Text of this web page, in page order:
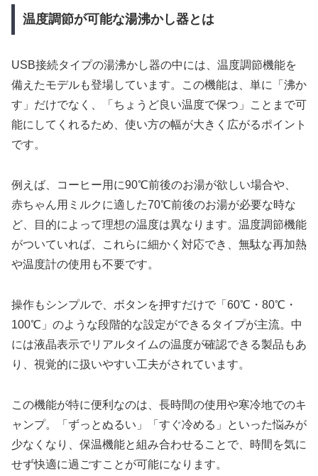
温度調節が可能な湯沸かし器とは
USB接続タイプの湯沸かし器の中には、温度調節機能を
備えたモデルも登場しています。この機能は、単に「沸か
す」だけでなく、「ちょうど良い温度で保つ」ことまで可
能にしてくれるため、使い方の幅が大きく広がるポイント
です。
例えば、コーヒー用に90℃前後のお湯が欲しい場合や、
赤ちゃん用ミルクに適した70℃前後のお湯が必要な時な
ど、目的によって理想の温度は異なります。温度調節機能
がついていれば、これらに細かく対応でき、無駄な再加熱
や温度計の使用も不要です。
操作もシンプルで、ボタンを押すだけで「60℃・80℃・
100℃」のような段階的な設定ができるタイプが主流。中
には液晶表示でリアルタイムの温度が確認できる製品もあ
り、視覚的に扱いやすい工夫がされています。
この機能が特に便利なのは、長時間の使用や寒冷地でのキ
ャンプ。「ずっとぬるい」「すぐ冷める」といった悩みが
少なくなり、保温機能と組み合わせることで、時間を気に
せず快適に過ごすことが可能になります。